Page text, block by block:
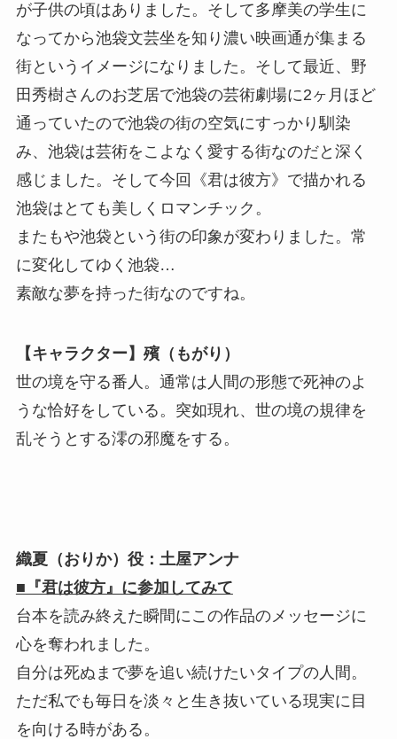
が子供の頃はありました。そして多摩美の学生に
なってから池袋文芸坐を知り濃い映画通が集まる
街というイメージになりました。そして最近、野
田秀樹さんのお芝居で池袋の芸術劇場に2ヶ月ほど
通っていたので池袋の街の空気にすっかり馴染
み、池袋は芸術をこよなく愛する街なのだと深く
感じました。そして今回《君は彼方》で描かれる
池袋はとても美しくロマンチック。
またもや池袋という街の印象が変わりました。常
に変化してゆく池袋…
素敵な夢を持った街なのですね。
【キャラクター】殯（もがり）
世の境を守る番人。通常は人間の形態で死神のよ
うな恰好をしている。突如現れ、世の境の規律を
乱そうとする澪の邪魔をする。
織夏（おりか）役：土屋アンナ
■『君は彼方』に参加してみて
台本を読み終えた瞬間にこの作品のメッセージに
心を奪われました。
自分は死ぬまで夢を追い続けたいタイプの人間。
ただ私でも毎日を淡々と生き抜いている現実に目
を向ける時がある。